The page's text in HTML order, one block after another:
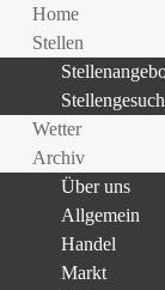
Home
Stellen
Wetter
Archiv
Über uns
Allgemein
Handel
Markt